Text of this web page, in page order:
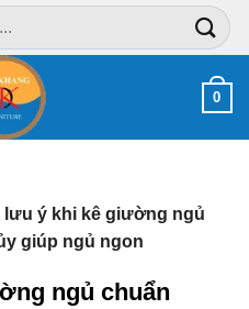
0
lưu ý khi kê giường ngủ
giúp ngủ ngon
ngủ chuẩn